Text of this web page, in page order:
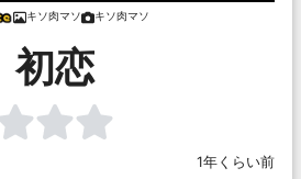
キソ肉マソ キソ肉マソ
初恋
1年くらい前